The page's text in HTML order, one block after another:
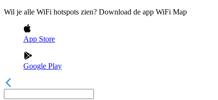
Wil je alle WiFi hotspots zien? Download de app WiFi Map
App Store
Google Play